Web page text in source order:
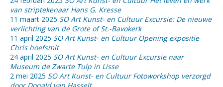
van striptekenaar Hans G. Kresse
11 maart 2025 SO Art Kunst- en Cultuur Excursie: De nieuwe
verlichting van de Grote of St.-Bavokerk
11 april 2025 SO Art Kunst- en Cultuur Opening expositie
Chris hoefsmit
24 april 2025 SO Art Kunst- en Cultuur Excursie naar
Museum de Zwarte Tulp in Lisse
2 mei 2025 SO Art Kunst- en Cultuur Fotoworkshop verzorgd